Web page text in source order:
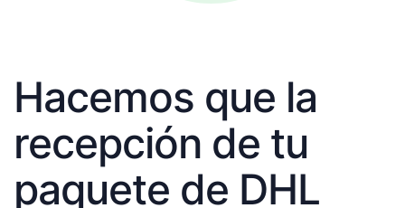
Hacemos que la
recepción de tu
paquete de DHL